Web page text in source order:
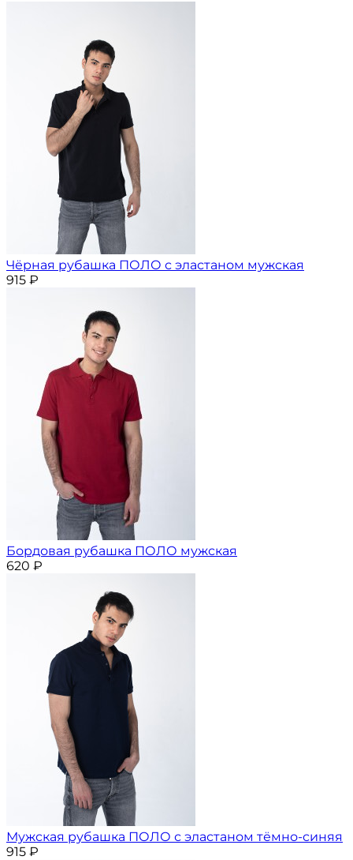
Чёрная рубашка ПОЛО с эластаном мужская
915 ₽
Бордовая рубашка ПОЛО мужская
620 ₽
Мужская рубашка ПОЛО с эластаном тёмно-синяя
915 ₽